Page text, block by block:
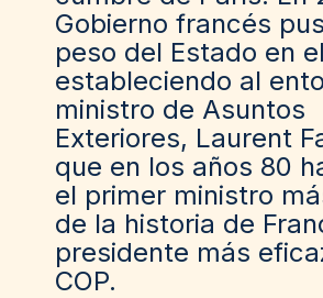
Gobierno francés
peso del Estado en
estableciendo al
ministro de Asuntos
Exteriores, Laurent
que en los años 80
el primer ministro
de la historia de
presidente más
COP.